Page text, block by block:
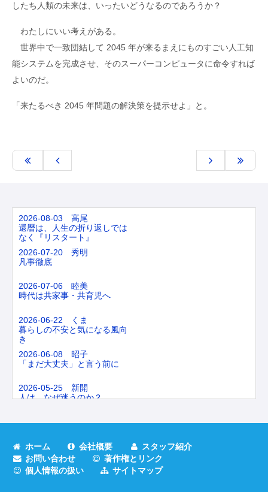
したち人類の未来は、いったいどうなるのであろうか？
わたしにいい考えがある。
世界中で一致団結して 2045 年が来るまえにものすごい人工知
能システムを完成させ、そのスーパーコンピュータに命令すれば
よいのだ。
「来たるべき 2045 年問題の解決策を提示せよ」と。
2026-08-03 高尾
還暦は、人生の折り返しでは
なく『リスタート』
2026-07-20 秀明
凡事徹底
2026-07-06 睦美
時代は共家事・共育児へ
2026-06-22 くま
暮らしの不安と気になる風向
き
2026-06-08 昭子
「まだ大丈夫」と言う前に
2026-05-25 新開
人は、なぜ迷うのか？
2026-05-11 林田
2026-04-27 白水
雑に計画する
ホーム 会社概要
スタッフ紹介
お問い合わせ
著作権とリンク
個人情報の扱い
サイトマップ